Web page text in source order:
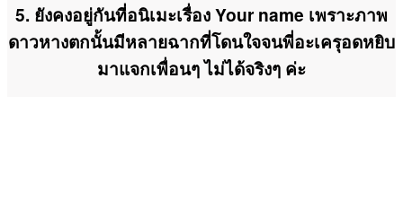
5. ยังคงอยู่กันที่อนิเมะเรื่อง Your name เพราะภาพ
ดาวหางตกนั้นมีหลายฉากที่โดนใจจนพี่อะเครุอดหยิบ
มาแจกเพื่อนๆ ไม่ได้จริงๆ ค่ะ